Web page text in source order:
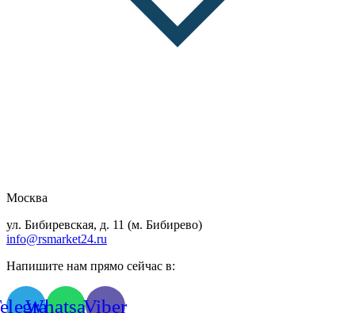
Москва
ул. Бибиревская, д. 11 (м. Бибирево)
info@rsmarket24.ru
Напишите нам прямо сейчас в:
WhatsappViber